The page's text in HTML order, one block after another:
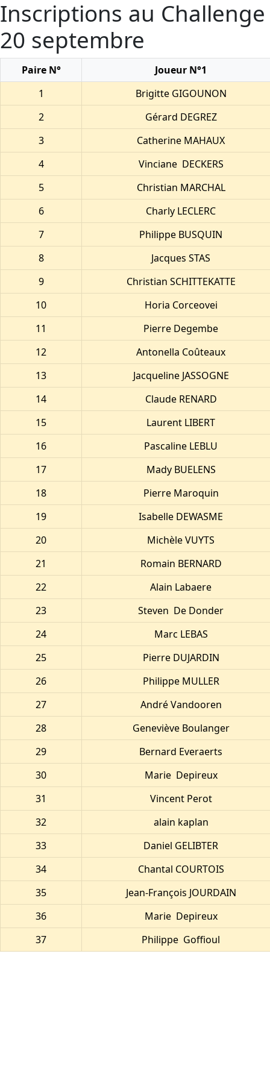
Inscriptions au
20 septembre
Paire N°
Joueur N°1
1
Brigitte GIGOUNON
2
Gérard DEGREZ
3
Catherine MAHAUX
4
Vinciane DECKERS
5
Christian MARCHAL
6
Charly LECLERC
7
Philippe BUSQUIN
8
Jacques STAS
9
Christian SCHITTEKATTE
10
Horia Corceovei
11
Pierre Degembe
12
Antonella Coûteaux
13
Jacqueline JASSOGNE
14
Claude RENARD
15
Laurent LIBERT
16
Pascaline LEBLU
17
Mady BUELENS
18
Pierre Maroquin
19
Isabelle DEWASME
20
Michèle VUYTS
21
Romain BERNARD
22
Alain Labaere
23
Steven De Donder
24
Marc LEBAS
25
Pierre DUJARDIN
26
Philippe MULLER
27
André Vandooren
28
Geneviève Boulanger
29
Bernard Everaerts
30
Marie Depireux
31
Vincent Perot
32
alain kaplan
33
Daniel GELIBTER
34
Chantal COURTOIS
35
Jean-François JOURDAIN
36
Marie Depireux
37
Philippe Goffioul